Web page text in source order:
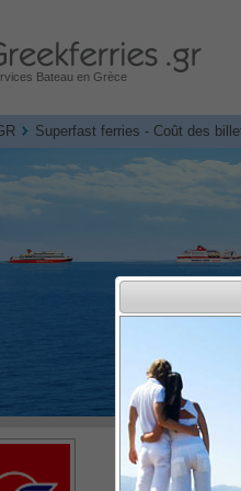
Bateau en Grèce
Superfast ferries - Coût des